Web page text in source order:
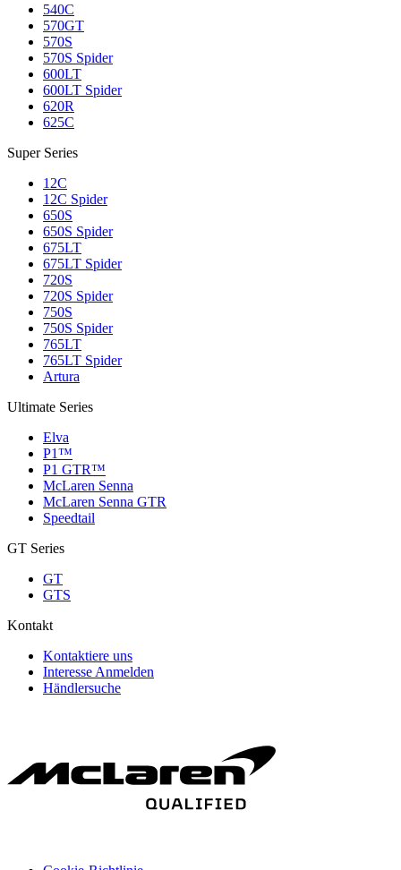
540C
570GT
570S
570S Spider
600LT
600LT Spider
620R
625C
Super Series
12C
12C Spider
650S
650S Spider
675LT
675LT Spider
720S
720S Spider
750S
750S Spider
765LT
765LT Spider
Artura
Ultimate Series
Elva
P1™
P1 GTR™
McLaren Senna
McLaren Senna GTR
Speedtail
GT Series
GT
GTS
Kontakt
Kontaktiere uns
Interesse Anmelden
Händlersuche